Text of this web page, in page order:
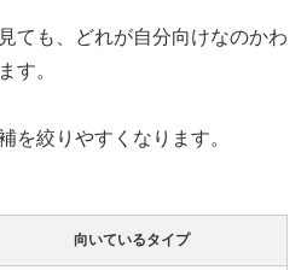
ても、どれが自分向けなのかわ
す。
を絞りやすくなります。
向いているタイプ